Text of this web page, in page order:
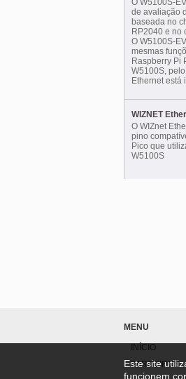
O W5100S-
de avaliação
baseada no
RP2040 e no
O W5100S-
mesmas
Raspberry Pi
W5100S,
Ethernet está
WIZNET
O WIZnet
pino
Pico que
W5100S
MENU
INÍCIO
PARCEIROS
Este site
funcionem